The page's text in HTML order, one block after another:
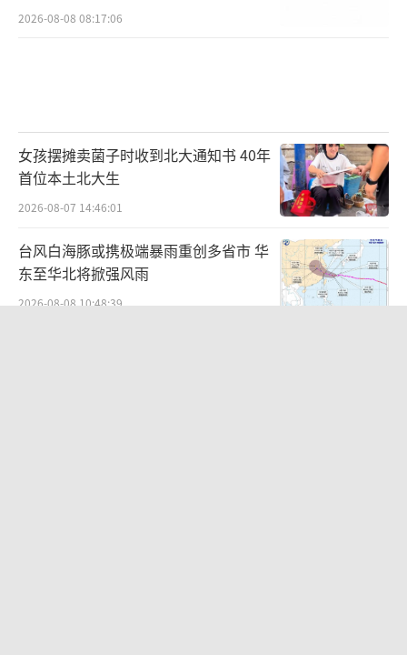
2026-08-08 08:17:06
女孩摆摊卖菌子时收到北大通知书 40年
首位本土北大生
2026-08-07 14:46:01
台风白海豚或携极端暴雨重创多省市 华
东至华北将掀强风雨
2026-08-08 10:48:39